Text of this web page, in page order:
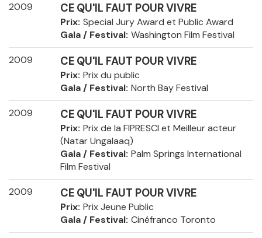
2009 CE QU'IL FAUT POUR VIVRE
Prix Special Jury Award et Public Award
Gala / Festival Washington Film Festival
2009 CE QU'IL FAUT POUR VIVRE
Prix Prix du public
Gala / Festival North Bay Festival
2009 CE QU'IL FAUT POUR VIVRE
Prix Prix de la FIPRESCI et Meilleur acteur
(Natar Ungalaaq)
Gala / Festival Palm Springs International
Film Festival
2009 CE QU'IL FAUT POUR VIVRE
Prix Prix Jeune Public
Gala / Festival Cinéfranco Toronto